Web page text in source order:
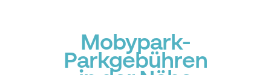
Mobypark-
Parkgebühren